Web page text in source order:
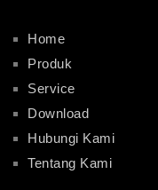
Home
Produk
Service
Download
Hubungi Kami
Tentang Kami